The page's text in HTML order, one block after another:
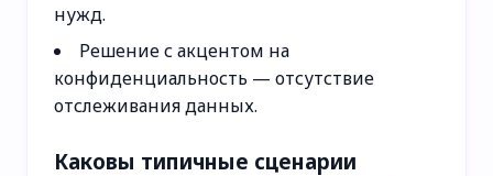
нужд.
Решение с акцентом на
конфиденциальность — отсутствие
отслеживания данных.
Каковы типичные сценарии